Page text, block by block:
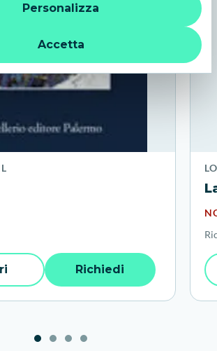
può continuare senza cookie o altri
diversi da quelli tecnici. Per
informativa privacy
Accetta
Personalizza
Richiedi